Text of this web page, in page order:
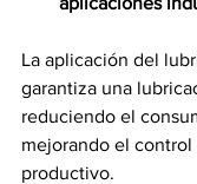
La aplicación del
garantiza una
reduciendo el
mejorando el
productivo.